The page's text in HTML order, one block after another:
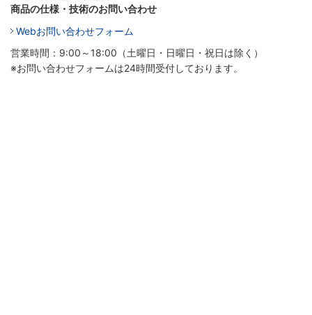
商品の仕様・技術のお問い合わせ
Webお問い合わせフォーム
営業時間：9:00～18:00（土曜日・日曜日・祝日は除く）
※お問い合わせフォームは24時間受付しております。